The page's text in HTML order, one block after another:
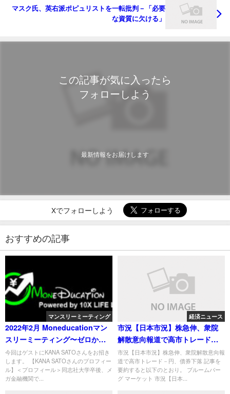
マスク氏、英右派ポピュリストを一転批判－「必要
な資質に欠ける」
この記事が気に入ったら
フォローしよう
最新情報をお届けします
Xでフォローしよう
おすすめの記事
マンスリーミーティング
2022年2月 Moneducationマン
スリーミーティング〜ゼロから
始めるお金の引き寄せ講座
今回はゲストにKANA SATOさんをお招き
します。 【KANA SATOさんのプロフィー
ル】＜プロフィール＞同志社大学卒後、メ
ガ金融機関で...
経済ニュース
市況【日本市況】株急伸、衆院
解散意向報道で高市トレード－
円、債券下落
市況【日本市況】株急伸、衆院解散意向報
道で高市トレード－円、債券下落 記事を
要約すると以下のとおり。 ブルームバー
グ マーケット 市況【日本...